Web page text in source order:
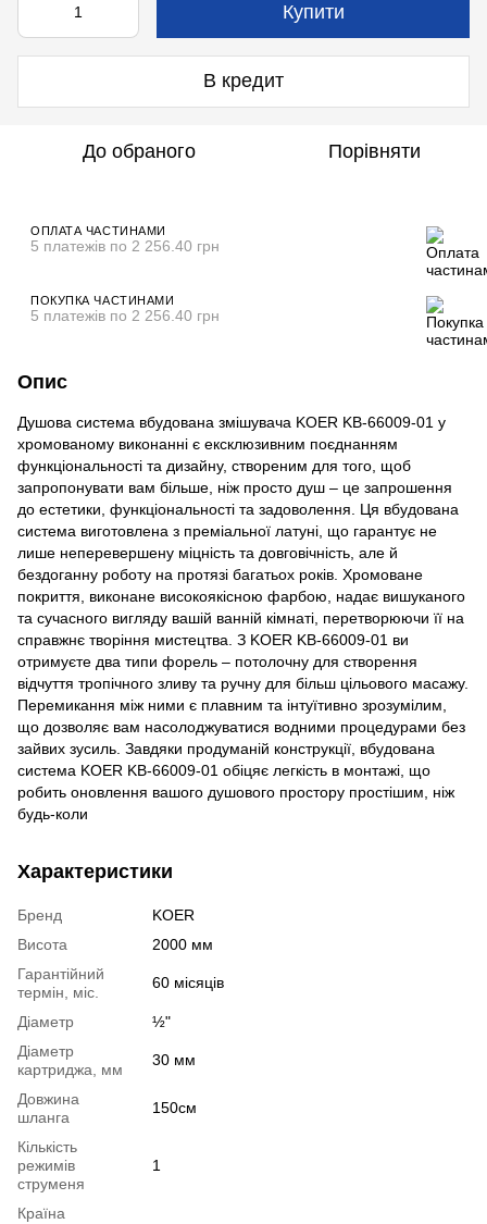
Купити
В кредит
До обраного Порівняти
ОПЛАТА ЧАСТИНАМИ
5 платежів по 2 256.40 грн
ПОКУПКА ЧАСТИНАМИ
5 платежів по 2 256.40 грн
Опис
Душова система вбудована змішувача KOER KB-66009-01 у
хромованому виконанні є ексклюзивним поєднанням
функціональності та дизайну, створеним для того, щоб
запропонувати вам більше, ніж просто душ – це запрошення
до естетики, функціональності та задоволення. Ця вбудована
система виготовлена з преміальної латуні, що гарантує не
лише неперевершену міцність та довговічність, але й
бездоганну роботу на протязі багатьох років. Хромоване
покриття, виконане високоякісною фарбою, надає вишуканого
та сучасного вигляду вашій ванній кімнаті, перетворюючи її на
справжнє творіння мистецтва. З KOER KB-66009-01 ви
отримуєте два типи форель – потолочну для створення
відчуття тропічного зливу та ручну для більш цільового масажу.
Перемикання між ними є плавним та інтуїтивно зрозумілим,
що дозволяє вам насолоджуватися водними процедурами без
зайвих зусиль. Завдяки продуманій конструкції, вбудована
система KOER KB-66009-01 обіцяє легкість в монтажі, що
робить оновлення вашого душового простору простішим, ніж
будь-коли
Характеристики
Бренд
KOER
Висота
2000 мм
Гарантійний
термін, міс.
60 місяців
Діаметр
½"
Діаметр
картриджа, мм
30 мм
Довжина
шланга
150см
Кількість
режимів
струменя
1
Країна